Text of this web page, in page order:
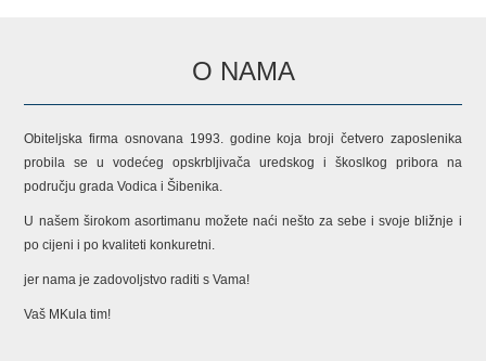
O NAMA
Obiteljska firma osnovana 1993. godine koja broji četvero zaposlenika
probila se u vodećeg opskrbljivača uredskog i škoslkog pribora na
području grada Vodica i Šibenika.
U našem širokom asortimanu možete naći nešto za sebe i svoje bližnje i
po cijeni i po kvaliteti konkuretni.
jer nama je zadovoljstvo raditi s Vama!
Vaš MKula tim!